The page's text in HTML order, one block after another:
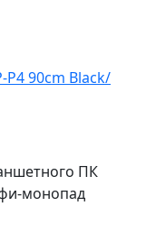
P4 90cm Black/
ПК
монопад